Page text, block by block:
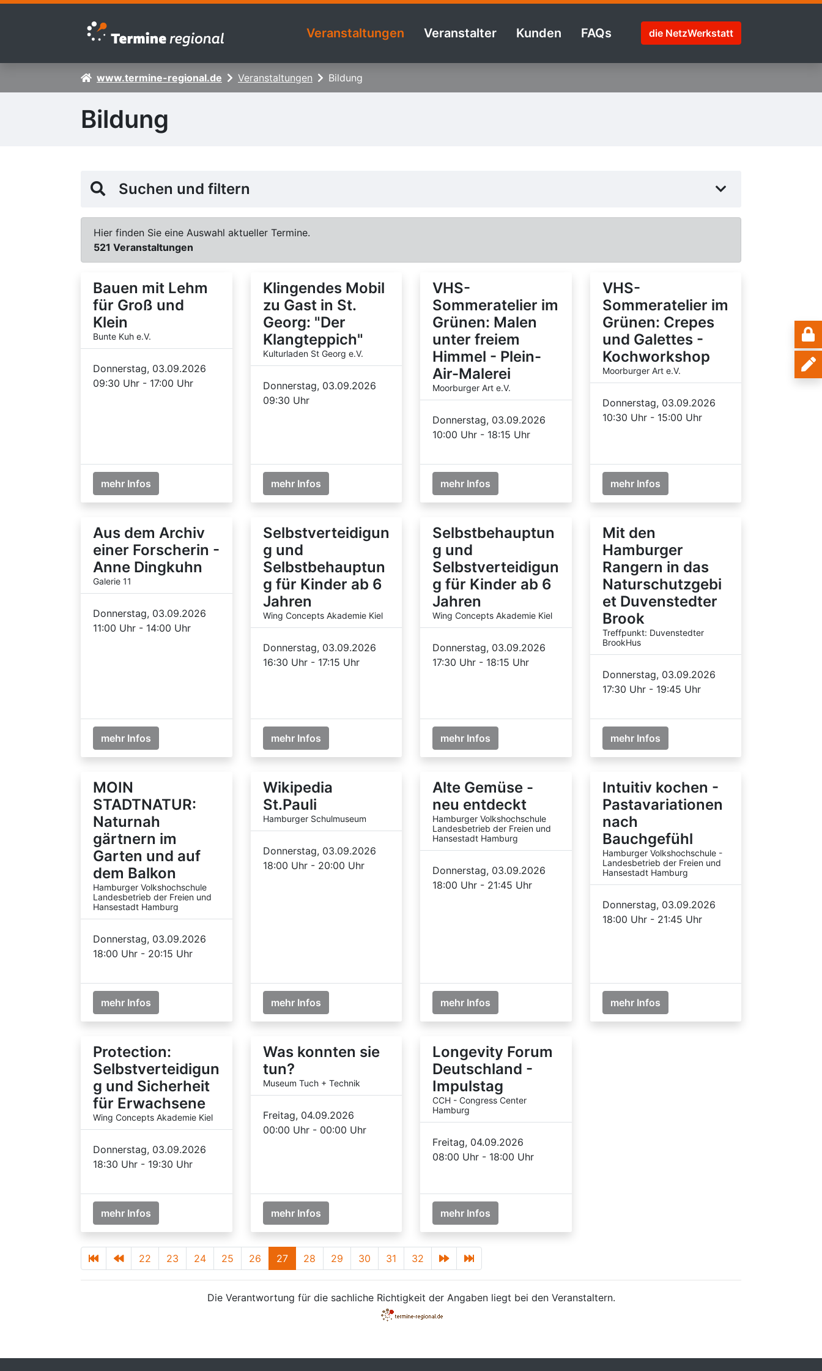
Zur Navigation springen
Zum Inhalt springen
Veranstaltungen Veranstalter Kunden FAQs die NetzWerkstatt
www.termine-regional.de Veranstaltungen Bildung
Bildung
Suchen und filtern
Hier finden Sie eine Auswahl aktueller Termine.
521 Veranstaltungen
Bauen mit Lehm
für Groß und
Klein
Bunte Kuh e.V.
Donnerstag, 03.09.2026
09:30 Uhr - 17:00 Uhr
mehr Infos
Klingendes Mobil
zu Gast in St.
Georg: "Der
Klangteppich"
Kulturladen St Georg e.V.
Donnerstag, 03.09.2026
09:30 Uhr
mehr Infos
VHS-
Sommeratelier im
Grünen: Malen
unter freiem
Himmel - Plein-
Air-Malerei
Moorburger Art e.V.
Donnerstag, 03.09.2026
10:00 Uhr - 18:15 Uhr
mehr Infos
VHS-
Sommeratelier im
Grünen: Crepes
und Galettes -
Kochworkshop
Moorburger Art e.V.
Donnerstag, 03.09.2026
10:30 Uhr - 15:00 Uhr
mehr Infos
Aus dem Archiv
einer Forscherin -
Anne Dingkuhn
Galerie 11
Donnerstag, 03.09.2026
11:00 Uhr - 14:00 Uhr
mehr Infos
Selbstverteidigun
g und
Selbstbehauptun
g für Kinder ab 6
Jahren
Wing Concepts Akademie Kiel
Donnerstag, 03.09.2026
16:30 Uhr - 17:15 Uhr
mehr Infos
Selbstbehauptun
g und
Selbstverteidigun
g für Kinder ab 6
Jahren
Wing Concepts Akademie Kiel
Donnerstag, 03.09.2026
17:30 Uhr - 18:15 Uhr
mehr Infos
Mit den
Hamburger
Rangern in das
Naturschutzgebi
et Duvenstedter
Brook
Treffpunkt: Duvenstedter
BrookHus
Donnerstag, 03.09.2026
17:30 Uhr - 19:45 Uhr
mehr Infos
MOIN
STADTNATUR:
Naturnah
gärtnern im
Garten und auf
dem Balkon
Hamburger Volkshochschule
Landesbetrieb der Freien und
Hansestadt Hamburg
Donnerstag, 03.09.2026
18:00 Uhr - 20:15 Uhr
mehr Infos
Wikipedia
St.Pauli
Hamburger Schulmuseum
Donnerstag, 03.09.2026
18:00 Uhr - 20:00 Uhr
mehr Infos
Alte Gemüse -
neu entdeckt
Hamburger Volkshochschule
Landesbetrieb der Freien und
Hansestadt Hamburg
Donnerstag, 03.09.2026
18:00 Uhr - 21:45 Uhr
mehr Infos
Intuitiv kochen -
Pastavariationen
nach
Bauchgefühl
Hamburger Volkshochschule -
Landesbetrieb der Freien und
Hansestadt Hamburg
Donnerstag, 03.09.2026
18:00 Uhr - 21:45 Uhr
mehr Infos
Protection:
Selbstverteidigun
g und Sicherheit
für Erwachsene
Wing Concepts Akademie Kiel
Donnerstag, 03.09.2026
18:30 Uhr - 19:30 Uhr
mehr Infos
Was konnten sie
tun?
Museum Tuch + Technik
Freitag, 04.09.2026
00:00 Uhr - 00:00 Uhr
mehr Infos
Longevity Forum
Deutschland -
Impulstag
CCH - Congress Center
Hamburg
Freitag, 04.09.2026
08:00 Uhr - 18:00 Uhr
mehr Infos
22 23 24 25 26 27 28 29 30 31 32
Die Verantwortung für die sachliche Richtigkeit der Angaben liegt bei den Veranstaltern.